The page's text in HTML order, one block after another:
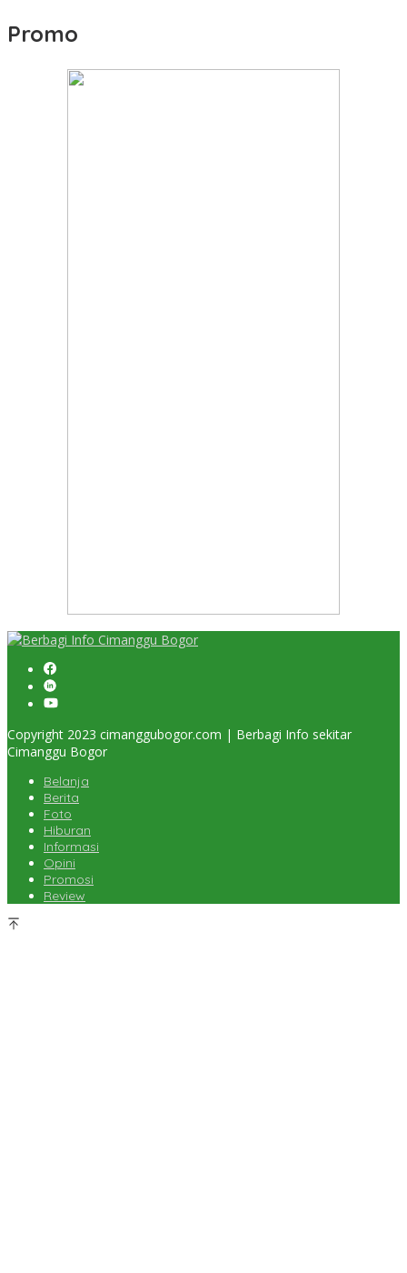
Promo
Copyright 2023 cimanggubogor.com | Berbagi Info sekitar
Cimanggu Bogor
Belanja
Berita
Foto
Hiburan
Informasi
Opini
Promosi
Review